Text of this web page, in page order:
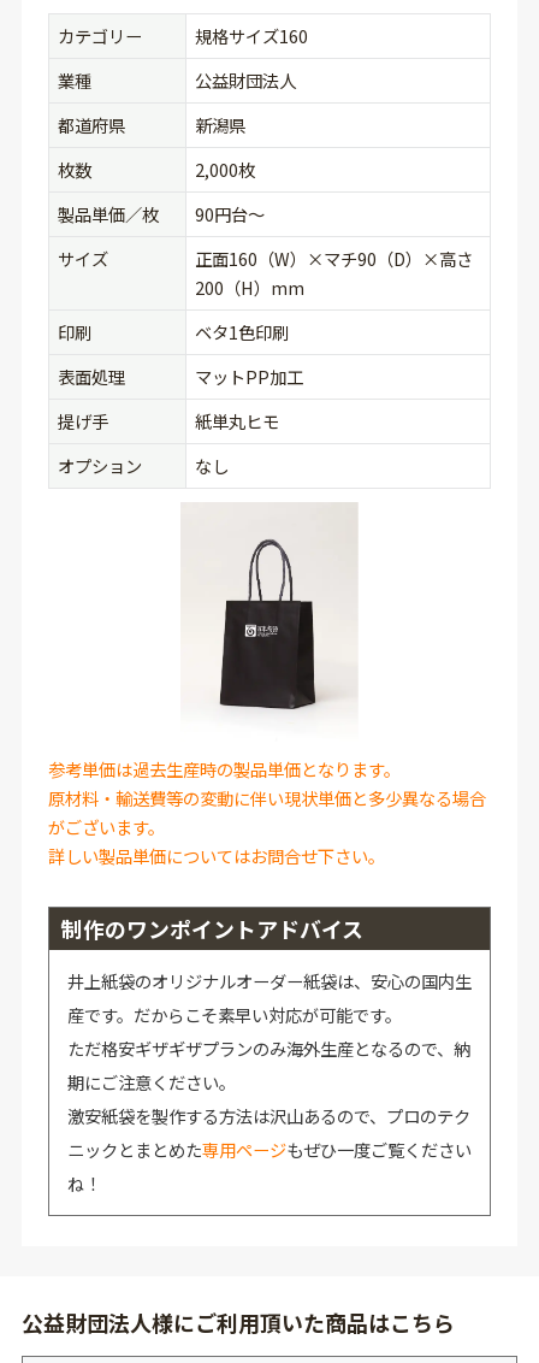
カテゴリー
規格サイズ160
業種
公益財団法人
都道府県
新潟県
枚数
2,000枚
製品単価／枚
90円台〜
サイズ
正面160（W）×マチ90（D）×高さ
200（H）mm
印刷
ベタ1色印刷
表面処理
マットPP加工
提げ手
紙単丸ヒモ
オプション
なし
参考単価は過去生産時の製品単価となります。
原材料・輸送費等の変動に伴い現状単価と多少異なる場合
がございます。
詳しい製品単価についてはお問合せ下さい。
制作のワンポイントアドバイス
井上紙袋のオリジナルオーダー紙袋は、安心の国内生
産です。だからこそ素早い対応が可能です。
ただ格安ギザギザプランのみ海外生産となるので、納
期にご注意ください。
激安紙袋を製作する方法は沢山あるので、プロのテク
ニックとまとめた専用ページもぜひ一度ご覧ください
ね！
公益財団法人様にご利用頂いた商品はこちら